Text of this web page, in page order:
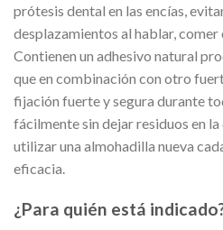
prótesis dental en las encías,
desplazamientos al hablar, comer
Contienen un adhesivo natural
que en combinación con otro
fijación fuerte y segura durante
fácilmente sin dejar residuos en
utilizar una almohadilla nueva
eficacia.
¿Para quién está